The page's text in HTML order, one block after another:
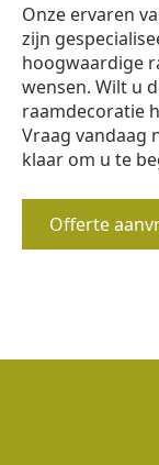
Onze ervaren
zijn
hoogwaardige
wensen. Wilt u
raamdecoratie
Vraag vandaag
klaar om u te
Offerte